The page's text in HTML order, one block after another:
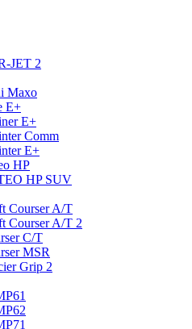
JET 2
Maxo
E+
E+
Comm
E+
HP
HP SUV
Courser A/T
Courser A/T 2
C/T
MSR
Grip 2